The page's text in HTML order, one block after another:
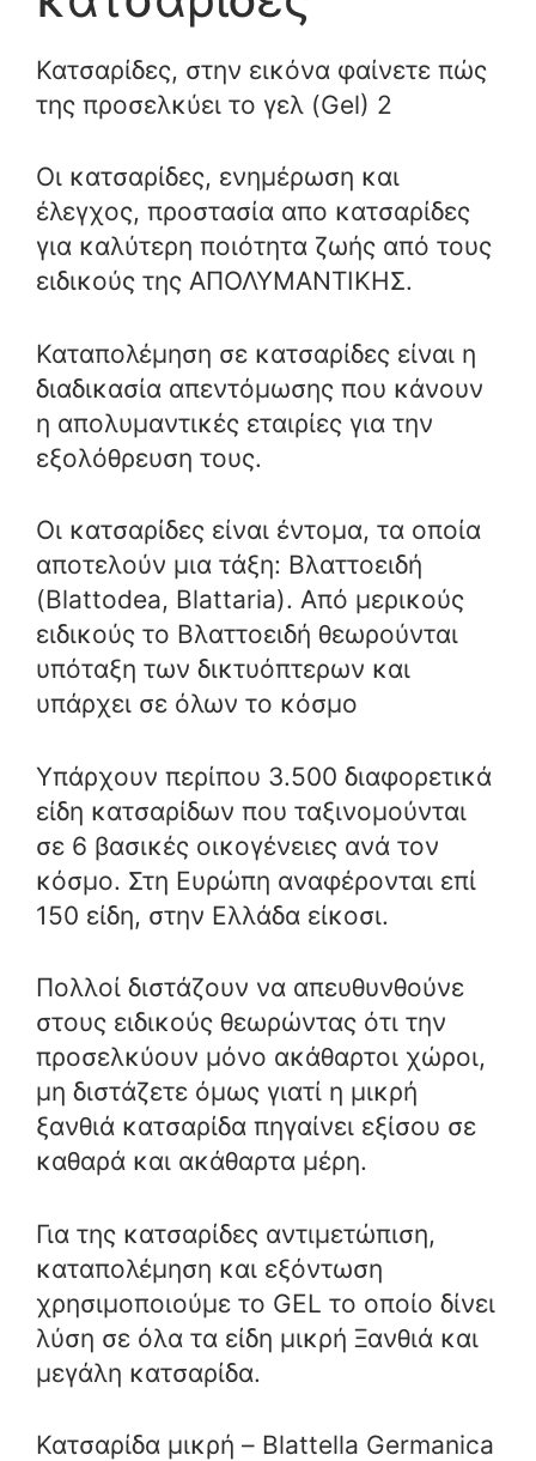
Κατσαρίδες, στην εικόνα φαίνετε πώς
της προσελκύει το γελ (Gel) 2
Οι κατσαρίδες, ενημέρωση και
έλεγχος, προστασία απο κατσαρίδες
για καλύτερη ποιότητα ζωής από τους
ειδικούς της ΑΠΟΛΥΜΑΝΤΙΚΗΣ.
Καταπολέμηση σε κατσαρίδες είναι η
διαδικασία απεντόμωσης που κάνουν
η απολυμαντικές εταιρίες για την
εξολόθρευση τους.
Οι κατσαρίδες είναι έντομα, τα οποία
αποτελούν μια τάξη: Βλαττοειδή
(Blattodea, Blattaria). Από μερικούς
ειδικούς το Βλαττοειδή θεωρούνται
υπόταξη των δικτυόπτερων και
υπάρχει σε όλων το κόσμο
Υπάρχουν περίπου 3.500 διαφορετικά
είδη κατσαρίδων που ταξινομούνται
σε 6 βασικές οικογένειες ανά τον
κόσμο. Στη Ευρώπη αναφέρονται επί
150 είδη, στην Ελλάδα είκοσι.
Πολλοί διστάζουν να απευθυνθούνε
στους ειδικούς θεωρώντας ότι την
προσελκύουν μόνο ακάθαρτοι χώροι,
μη διστάζετε όμως γιατί η μικρή
ξανθιά κατσαρίδα πηγαίνει εξίσου σε
καθαρά και ακάθαρτα μέρη.
Για της κατσαρίδες αντιμετώπιση,
καταπολέμηση και εξόντωση
χρησιμοποιούμε το GEL το οποίο δίνει
λύση σε όλα τα είδη μικρή Ξανθιά και
μεγάλη κατσαρίδα.
Κατσαρίδα μικρή – Blattella Germanica